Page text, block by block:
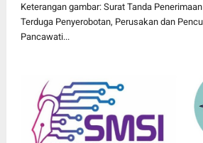
Keterangan gambar: Surat Tanda
Terduga Penyerobotan, Perusakan dan
Pancawati...